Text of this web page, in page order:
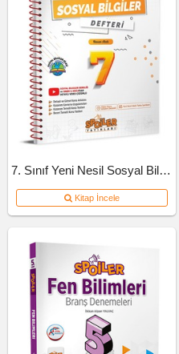
7. Sınıf Yeni Nesil Sosyal Bilgiler Defteri
Kitap İncele